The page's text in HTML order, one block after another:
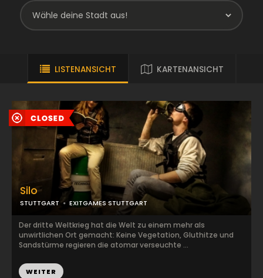
LISTENANSICHT KARTENANSICHT
Silo
STUTTGART EXITGAMES STUTTGART
Der dritte Weltkrieg hat die Welt zu einem mehr als
unwirtlichen Ort gemacht: Keine Vegetation, Gluthitze und
Sandstürme regieren die atomar verseuchte ...
WEITER